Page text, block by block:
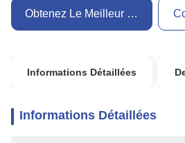
Obtenez Le Meilleur Prix
Informations Détaillées
Informations Détaillées